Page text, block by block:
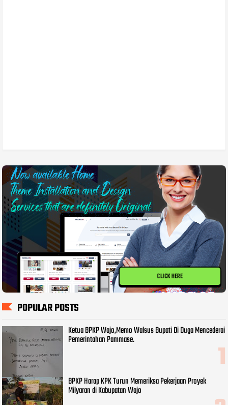
CLICK HERE
POPULAR POSTS
Ketua BPKP Wajo,Memo Walsus Bupati Di Duga Mencederai
Pemerintahan Pammase.
BPKP Harap KPK Turun Memeriksa Pekerjaan Proyek
Milyaran di Kabupatan Wajo